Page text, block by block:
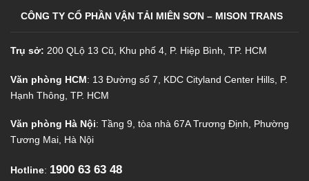
CÔNG TY CỔ PHẦN VẬN TẢI MIÊN SƠN – MISON TRANS
Trụ sở: 200 QLộ 13 Cũ, Khu phố 4, P. Hiệp Bình, TP. HCM
Văn phòng HCM: 13 Đường số 7, KDC Cityland Center Hills, P.
Hạnh Thông, TP. HCM
Văn phòng Hà Nội: Tầng 9, tòa nhà 67A Trương Định, Phường
Tương Mai, Hà Nội
Hotline: 1900 63 63 48